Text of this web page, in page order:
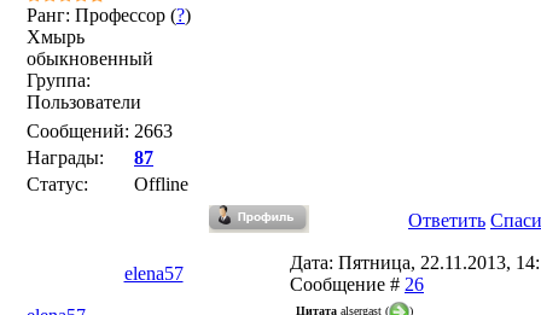
Ранг: Профессор (?)
Хмырь
обыкновенный
Группа:
Пользователи
Сообщений: 2663
Награды:
87
Статус:
Offline
Ответить
elena57
Дата: Пятница, 22.11.2013,
Сообщение # 26
Цитата alsergast ( )